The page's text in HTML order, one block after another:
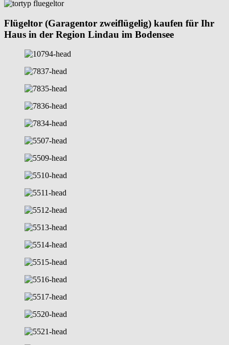
Flügeltor (Garagentor zweiflügelig) kaufen für Ihr
Haus in der Region Lindau im Bodensee